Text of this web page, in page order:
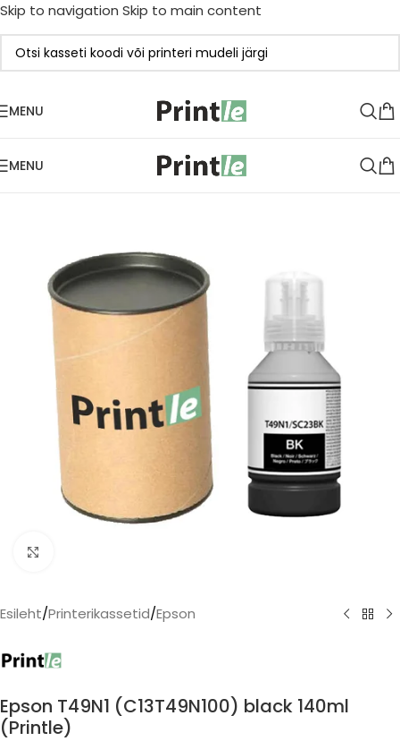
Skip to navigation Skip to main content
MENU
MENU
Esileht/Printerikassetid/Epson
Epson T49N1 (C13T49N100) black 140ml
(Printle)